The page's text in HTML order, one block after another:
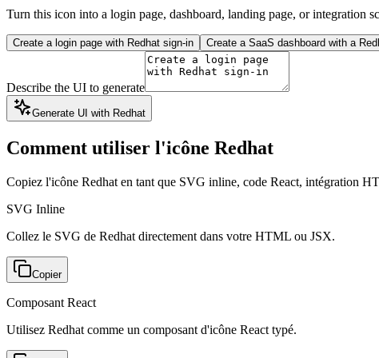
Turn this icon into a login page, dashboard, landing page, or integration
Create a login page with Redhat sign-in Create a SaaS dashboard with a
Describe the UI to generate
Generate UI with Redhat
Comment utiliser l'icône Redhat
Copiez l'icône Redhat en tant que SVG inline, code React, intégration
SVG Inline
Collez le SVG de Redhat directement dans votre HTML ou JSX.
Copier
Composant React
Utilisez Redhat comme un composant d'icône React typé.